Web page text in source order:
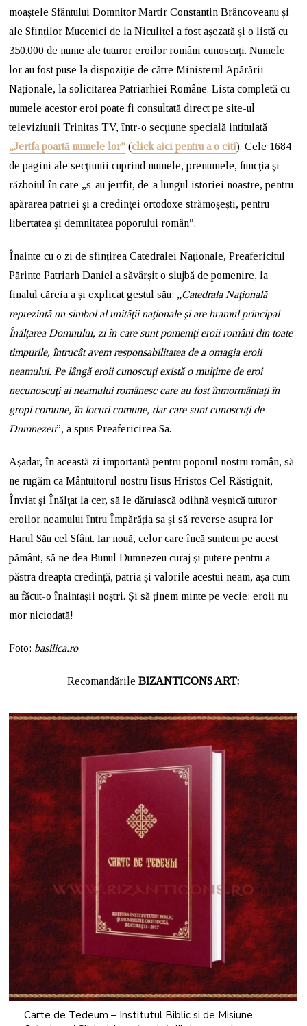
moaștele Sfântului Domnitor Martir Constantin Brâncoveanu și
ale Sfinților Mucenici de la Niculițel a fost așezată și o listă cu
350.000 de nume ale tuturor eroilor români cunoscuți. Numele
lor au fost puse la dispoziţie de către Ministerul Apărării
Naționale, la solicitarea Patriarhiei Române. Lista completă cu
numele acestor eroi poate fi consultată direct pe site-ul
televiziunii Trinitas TV, într-o secţiune specială intitulată
„Jertfa poartă numele lor” (click aici pentru a o citi). Cele 1684
de pagini ale secţiunii cuprind numele, prenumele, funcţia şi
războiul în care „s-au jertfit, de-a lungul istoriei noastre, pentru
apărarea patriei şi a credinţei ortodoxe strămoșești, pentru
libertatea şi demnitatea poporului român”.
Înainte cu o zi de sfințirea Catedralei Naționale, Preafericitul
Părinte Patriarh Daniel a săvârșit o slujbă de pomenire, la
finalul căreia a și explicat gestul său: „Catedrala Naţională
reprezintă un simbol al unităţii naţionale şi are hramul principal
Înălţarea Domnului, zi în care sunt pomeniţi eroii români din toate
timpurile, întrucât avem responsabilitatea de a omagia eroii
neamului. Pe lângă eroii cunoscuţi există o mulţime de eroi
necunoscuţi ai neamului românesc care au fost înmormântaţi în
gropi comune, în locuri comune, dar care sunt cunoscuţi de
Dumnezeu”, a spus Preafericirea Sa.
Așadar, în această zi importantă pentru poporul nostru român, să
ne rugăm ca Mântuitorul nostru Iisus Hristos Cel Răstignit,
Înviat şi Înălţat la cer, să le dăruiască odihnă veșnică tuturor
eroilor neamului întru Împărăția sa și să reverse asupra lor
Harul Său cel Sfânt. Iar nouă, celor care încă suntem pe acest
pământ, să ne dea Bunul Dumnezeu curaj și putere pentru a
păstra dreapta credință, patria și valorile acestui neam, așa cum
au făcut-o înaintașii noștri. Și să ținem minte pe vecie: eroii nu
mor niciodată!
Foto: basilica.ro
RecomandărileBIZANTICONS ART:
Carte de Tedeum – Institutul Biblic si de Misiune